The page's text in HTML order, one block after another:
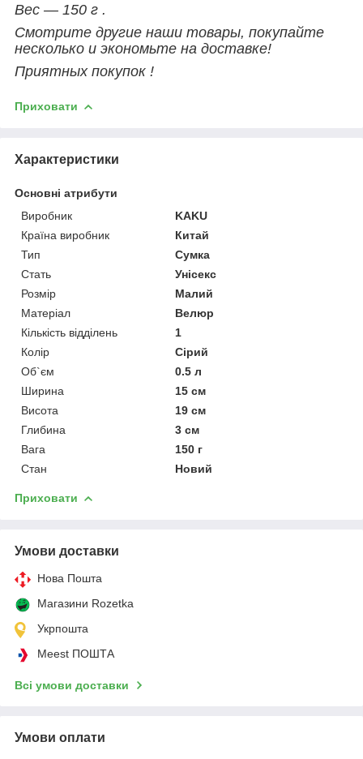
Вес ― 150 г .
Смотрите другие наши товары, покупайте
несколько и экономьте на доставке!
Приятных покупок !
Приховати
Характеристики
Основні атрибути
Виробник
KAKU
Країна виробник
Китай
Тип
Сумка
Стать
Унісекс
Розмір
Малий
Матеріал
Велюр
Кількість відділень
1
Колір
Сірий
Об`єм
0.5 л
Ширина
15 см
Висота
19 см
Глибина
3 см
Вага
150 г
Стан
Новий
Приховати
Умови доставки
Нова Пошта
Магазини Rozetka
Укрпошта
Meest ПОШТА
Всі умови доставки
Умови оплати